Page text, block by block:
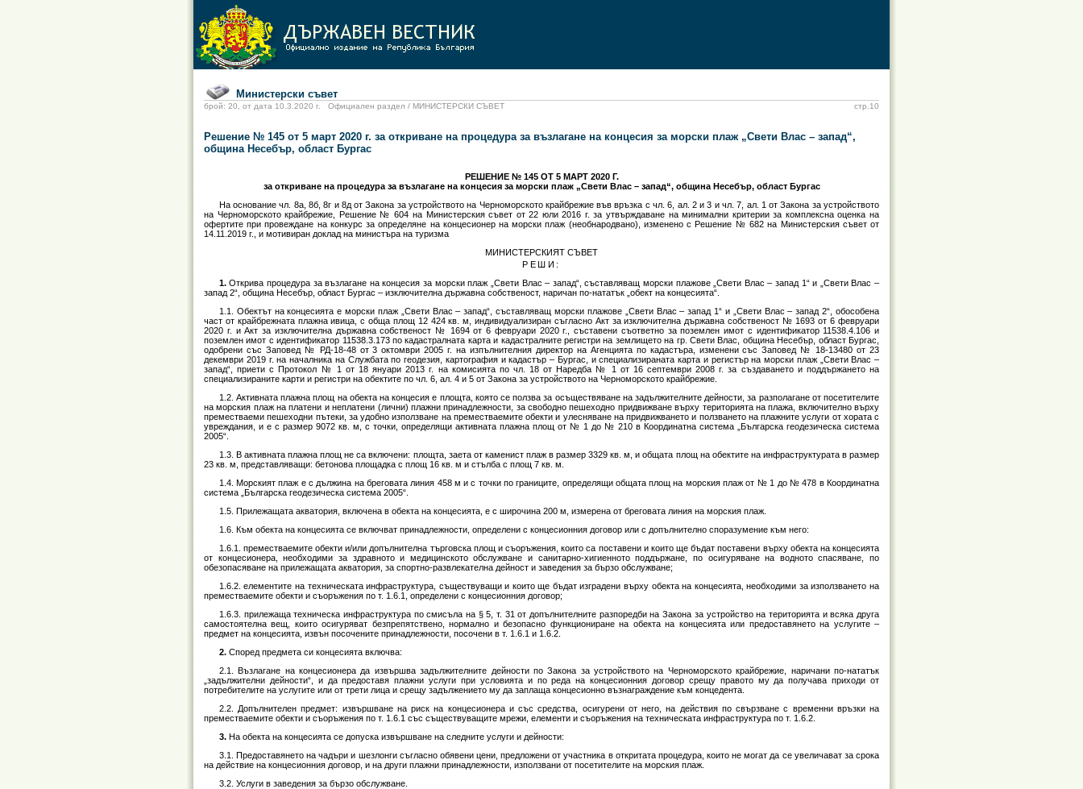
Министерски съвет
брой: 20, от дата 10.3.2020 г. Официален раздел / МИНИСТЕРСКИ СЪВЕТ стр.10
Решение № 145 от 5 март 2020 г. за откриване на процедура за възлагане на концесия за морски плаж „Свети Влас – запад“,
община Несебър, област Бургас
РЕШЕНИЕ № 145 ОТ 5 МАРТ 2020 Г.
за откриване на процедура за възлагане на концесия за морски плаж „Свети Влас – запад“, община Несебър, област Бургас
На основание чл. 8а, 8б, 8г и 8д от Закона за устройството на Черноморското крайбрежие във връзка с чл. 6, ал. 2 и 3 и чл. 7, ал. 1 от Закона за устройството
на Черноморското крайбрежие, Решение № 604 на Министерския съвет от 22 юли 2016 г. за утвърждаване на минимални критерии за комплексна оценка на
офертите при провеждане на конкурс за определяне на концесионер на морски плаж (необнародвано), изменено с Решение № 682 на Министерския съвет от
14.11.2019 г., и мотивиран доклад на министъра на туризма
МИНИСТЕРСКИЯТ СЪВЕТ
РЕШИ:
1.Открива процедура за възлагане на концесия за морски плаж „Свети Влас – запад“, съставляващ морски плажове „Свети Влас – запад 1“ и „Свети Влас –
запад 2“, община Несебър, област Бургас – изключителна държавна собственост, наричан по-нататък „обект на концесията“.
1.1. Обектът на концесията е морски плаж „Свети Влас – запад“, съставляващ морски плажове „Свети Влас – запад 1“ и „Свети Влас – запад 2“, обособена
част от крайбрежната плажна ивица, с обща площ 12 424 кв. м, индивидуализиран съгласно Акт за изключителна държавна собственост № 1693 от 6 февруари
2020 г. и Акт за изключителна държавна собственост № 1694 от 6 февруари 2020 г., съставени съответно за поземлен имот с идентификатор 11538.4.106 и
поземлен имот с идентификатор 11538.3.173 по кадастралната карта и кадастралните регистри на землището на гр. Свети Влас, община Несебър, област Бургас,
одобрени със Заповед № РД-18-48 от 3 октомври 2005 г. на изпълнителния директор на Агенцията по кадастъра, изменени със Заповед № 18-13480 от 23
декември 2019 г. на началника на Службата по геодезия, картография и кадастър – Бургас, и специализираната карта и регистър на морски плаж „Свети Влас –
запад“, приети с Протокол № 1 от 18 януари 2013 г. на комисията по чл. 18 от Наредба № 1 от 16 септември 2008 г. за създаването и поддържането на
специализираните карти и регистри на обектите по чл. 6, ал. 4 и 5 от Закона за устройството на Черноморското крайбрежие.
1.2. Активната плажна площ на обекта на концесия е площта, която се ползва за осъществяване на задължителните дейности, за разполагане от посетителите
на морския плаж на платени и неплатени (лични) плажни принадлежности, за свободно пешеходно придвижване върху територията на плажа, включително върху
преместваеми пешеходни пътеки, за удобно използване на преместваемите обекти и улесняване на придвижването и ползването на плажните услуги от хората с
увреждания, и е с размер 9072 кв. м, с точки, определящи активната плажна площ от № 1 до № 210 в Координатна система „Българска геодезическа система
2005“.
1.3. В активната плажна площ не са включени: площта, заета от каменист плаж в размер 3329 кв. м, и общата площ на обектите на инфраструктурата в размер
23 кв. м, представляващи: бетонова площадка с площ 16 кв. м и стълба с площ 7 кв. м.
1.4. Морският плаж е с дължина на бреговата линия 458 м и с точки по границите, определящи общата площ на морския плаж от № 1 до № 478 в Координатна
система „Българска геодезическа система 2005“.
1.5. Прилежащата акватория, включена в обекта на концесията, е с широчина 200 м, измерена от бреговата линия на морския плаж.
1.6. Към обекта на концесията се включват принадлежности, определени с концесионния договор или с допълнително споразумение към него:
1.6.1. преместваемите обекти и/или допълнителна търговска площ и съоръжения, които са поставени и които ще бъдат поставени върху обекта на концесията
от концесионера, необходими за здравното и медицинското обслужване и санитарно-хигиенното поддържане, по осигуряване на водното спасяване, по
обезопасяване на прилежащата акватория, за спортно-развлекателна дейност и заведения за бързо обслужване;
1.6.2. елементите на техническата инфраструктура, съществуващи и които ще бъдат изградени върху обекта на концесията, необходими за използването на
преместваемите обекти и съоръжения по т. 1.6.1, определени с концесионния договор;
1.6.3. прилежаща техническа инфраструктура по смисъла на § 5, т. 31 от допълнителните разпоредби на Закона за устройство на територията и всяка друга
самостоятелна вещ, които осигуряват безпрепятствено, нормално и безопасно функциониране на обекта на концесията или предоставянето на услугите –
предмет на концесията, извън посочените принадлежности, посочени в т. 1.6.1 и 1.6.2.
2. Според предмета си концесията включва:
2.1. Възлагане на концесионера да извършва задължителните дейности по Закона за устройството на Черноморското крайбрежие, наричани по-нататък
„задължителни дейности“, и да предоставя плажни услуги при условията и по реда на концесионния договор срещу правото му да получава приходи от
потребителите на услугите или от трети лица и срещу задължението му да заплаща концесионно възнаграждение към концедента.
2.2. Допълнителен предмет: извършване на риск на концесионера и със средства, осигурени от него, на действия по свързване с временни връзки на
преместваемите обекти и съоръжения по т. 1.6.1 със съществуващите мрежи, елементи и съоръжения на техническата инфраструктура по т. 1.6.2.
3.На обекта на концесията се допуска извършване на следните услуги и дейности:
3.1. Предоставянето на чадъри и шезлонги съгласно обявени цени, предложени от участника в откритата процедура, които не могат да се увеличават за срока
на действие на концесионния договор, и на други плажни принадлежности, използвани от посетителите на морския плаж.
3.2. Услуги в заведения за бързо обслужване.